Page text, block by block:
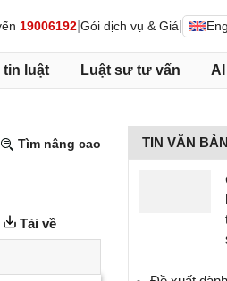
19006192 Gói dịch vụ & Giá
tin luật Luật sư tư vấn
Tìm nâng cao
Tải về
TIN VĂN